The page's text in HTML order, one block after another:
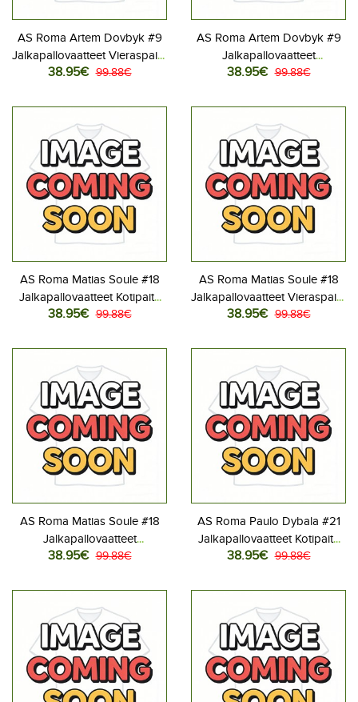
AS Roma Artem Dovbyk #9
Jalkapallovaatteet Vieraspaita
2026-27 Lyhythihainen
38.95€ 99.88€
AS Roma Artem Dovbyk #9
Jalkapallovaatteet
Kolmaspaita 2026-27
38.95€ 99.88€
AS Roma Matias Soule #18
Jalkapallovaatteet Kotipaita
2026-27 Lyhythihainen
38.95€ 99.88€
AS Roma Matias Soule #18
Jalkapallovaatteet Vieraspaita
2026-27 Lyhythihainen
38.95€ 99.88€
AS Roma Matias Soule #18
Jalkapallovaatteet
Kolmaspaita 2026-27
38.95€ 99.88€
AS Roma Paulo Dybala #21
Jalkapallovaatteet Kotipaita
2026-27 Lyhythihainen
38.95€ 99.88€